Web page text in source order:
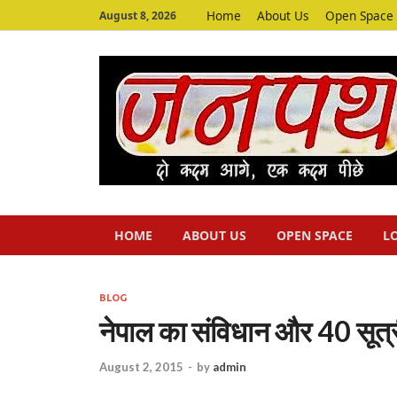
August 8, 2026 Home About Us Open Space
HOME ABOUT US OPEN SPACE
BLOG
नेपाल का संविधान और 40
August 2, 2015 - by admin